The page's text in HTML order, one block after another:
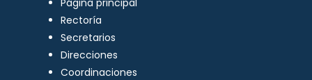
Página principal
Rectoría
Secretarios
Direcciones
Coordinaciones